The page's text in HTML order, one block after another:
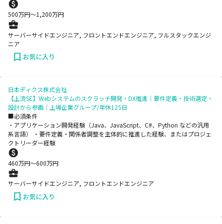
500万円〜1,200万円
サーバーサイドエンジニア, フロントエンドエンジニア, フルスタックエンジ
ニア
お気に入り
日本ディクス株式会社
【上流SE】Webシステムのスクラッチ開発・DX推進｜要件定義・技術選定・
設計から参画｜上場企業グループ/年休125日
■必須条件
・アプリケーション開発経験（Java、JavaScript、C#、Python などの汎用
系言語） ・要件定義・関係者調整を主体的に推進した経験、またはプロジェ
クトリーダー経験
460万円〜600万円
サーバーサイドエンジニア, フロントエンドエンジニア
お気に入り